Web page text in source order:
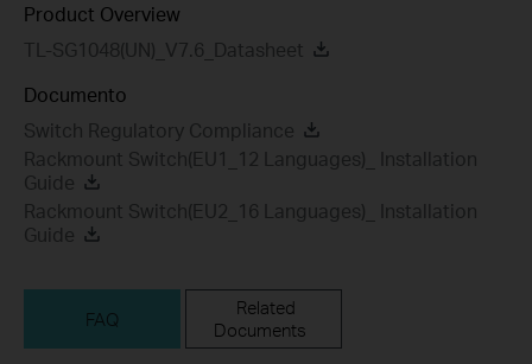
Product Overview
TL-SG1048(UN)_V7.6_Datasheet
Documento
Switch Regulatory Compliance
Rackmount Switch(EU1_12 Languages)_ Installation
Guide
Rackmount Switch(EU2_16 Languages)_ Installation
Guide
FAQ
Related
Documents